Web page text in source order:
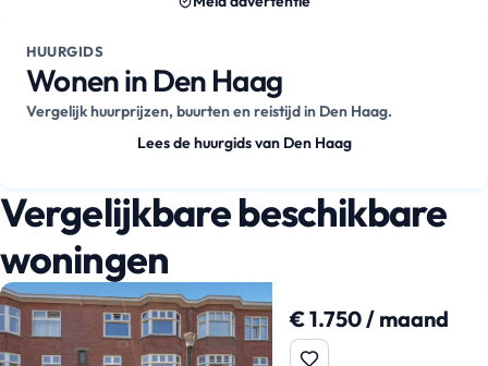
HUURGIDS
Wonen in Den Haag
Vergelijk huurprijzen, buurten en reistijd in Den Haag.
Lees de huurgids van Den Haag
Vergelijkbare beschikbare
woningen
€ 1.750 / maand